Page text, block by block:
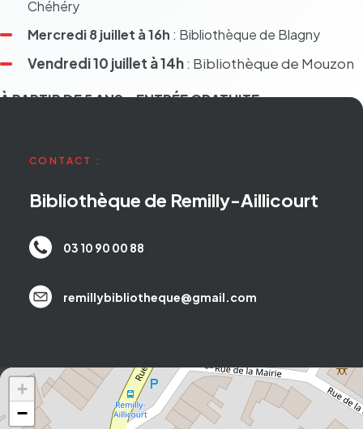
Chéhéry
Mercredi 8 juillet à 16h : Biblio­thèque de Blagny
Vendredi 10 juillet à 14h: Biblio­thèque de Mouzon
À PARTIR DE 5 ANS – ENTRÉE GRATUITE
CONTACT :
Bibliothèque de Remilly-Aillicourt
03 10 90 00 88
remillybibliotheque@gmail.com
+
−